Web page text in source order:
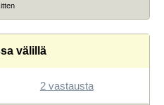
välillä
2 vastausta